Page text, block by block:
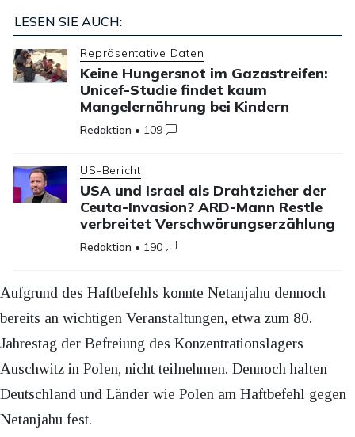
LESEN SIE AUCH:
Repräsentative Daten
Keine Hungersnot im Gazastreifen:
Unicef-Studie findet kaum
Mangelernährung bei Kindern
Redaktion • 109
US-Bericht
USA und Israel als Drahtzieher der
Ceuta-Invasion? ARD-Mann Restle
verbreitet Verschwörungserzählung
Redaktion • 190
Aufgrund des Haftbefehls konnte Netanjahu dennoch
bereits an wichtigen Veranstaltungen, etwa zum 80.
Jahrestag der Befreiung des Konzentrationslagers
Auschwitz in Polen, nicht teilnehmen. Dennoch halten
Deutschland und Länder wie Polen am Haftbefehl gegen
Netanjahu fest.